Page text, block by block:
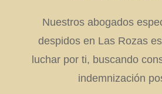
Nuestros abogados
despidos en Las Rozas
luchar por ti, buscando
indemnización